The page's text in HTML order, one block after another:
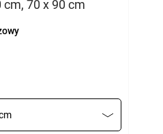
cm, 70 x 90 cm